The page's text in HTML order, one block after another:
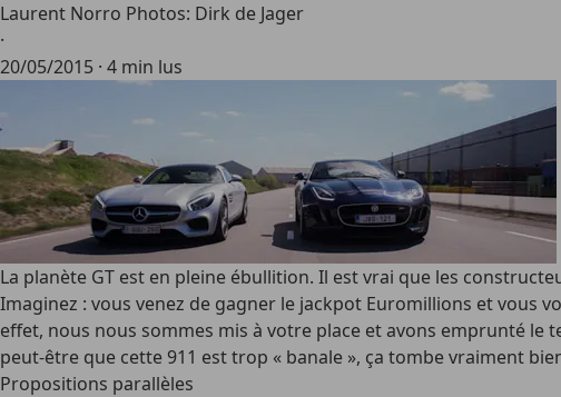
Laurent Norro Photos: Dirk de Jager
·
20/05/2015 · 4 min lus
La planète GT est en pleine ébullition. Il est vrai que les
Imaginez : vous venez de gagner le jackpot Euromillions et vous
effet, nous nous sommes mis à votre place et avons emprunté le
peut-être que cette 911 est trop « banale », ça tombe vraiment
Propositions parallèles